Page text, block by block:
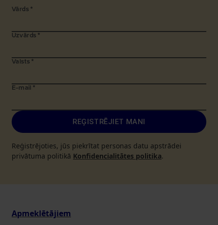
Vārds *
Uzvārds *
Valsts *
E-mail *
REĢISTRĒJIET MANI
Reģistrējoties, jūs piekrītat personas datu apstrādei
privātuma politikā Konfidencialitātes politika.
Apmeklētājiem